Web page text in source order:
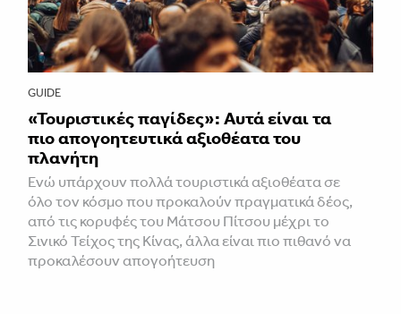
GUIDE
«Τουριστικές παγίδες»: Αυτά είναι τα
πιο απογοητευτικά αξιοθέατα του
πλανήτη
Ενώ υπάρχουν πολλά τουριστικά αξιοθέατα σε
όλο τον κόσμο που προκαλούν πραγματικά δέος,
από τις κορυφές του Μάτσου Πίτσου μέχρι το
Σινικό Τείχος της Κίνας, άλλα είναι πιο πιθανό να
προκαλέσουν απογοήτευση